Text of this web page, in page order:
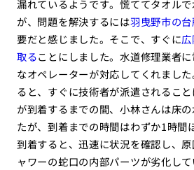
漏れているようです。慌ててタオル
が、問題を解決するには羽曳野市の
要だと感じました。そこで、すぐに
取ることにしました。水道修理業者
なオペレーターが対応してくれまし
ると、すぐに技術者が派遣されるこ
が到着するまでの間、小林さんは床
たが、到着までの時間はわずか1時間
到着すると、迅速に状況を確認し、
ャワーの蛇口の内部パーツが劣化し